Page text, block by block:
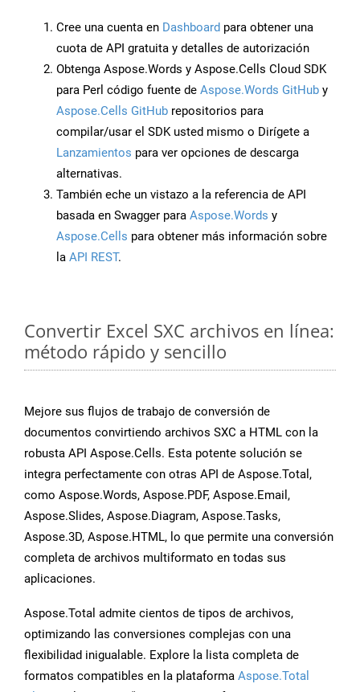
Cree una cuenta en Dashboard para obtener una
cuota de API gratuita y detalles de autorización
Obtenga Aspose.Words y Aspose.Cells Cloud SDK
para Perl código fuente de Aspose.Words GitHub y
Aspose.Cells GitHub repositorios para
compilar/usar el SDK usted mismo o Dirígete a
Lanzamientos para ver opciones de descarga
alternativas.
También eche un vistazo a la referencia de API
basada en Swagger para Aspose.Words y
Aspose.Cells para obtener más información sobre
la API REST.
Convertir Excel SXC archivos en línea:
método rápido y sencillo
Mejore sus flujos de trabajo de conversión de
documentos convirtiendo archivos SXC a HTML con la
robusta API Aspose.Cells. Esta potente solución se
integra perfectamente con otras API de Aspose.Total,
como Aspose.Words, Aspose.PDF, Aspose.Email,
Aspose.Slides, Aspose.Diagram, Aspose.Tasks,
Aspose.3D, Aspose.HTML, lo que permite una conversión
completa de archivos multiformato en todas sus
aplicaciones.
Aspose.Total admite cientos de tipos de archivos,
optimizando las conversiones complejas con una
flexibilidad inigualable. Explore la lista completa de
formatos compatibles en la plataforma Aspose.Total